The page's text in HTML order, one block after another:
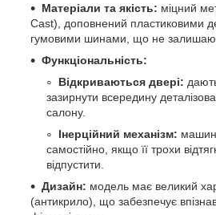
Матеріали та якість: міцний
Cast), доповнений пластиковими
гумовими шинами, що не залишають
Функціональність:
Відкриваються двері:
зазирнути всередину
салону.
Інерційний механізм:
самостійно, якщо її трохи
відпустити.
Дизайн: модель має великий
(антикрило), що забезпечує